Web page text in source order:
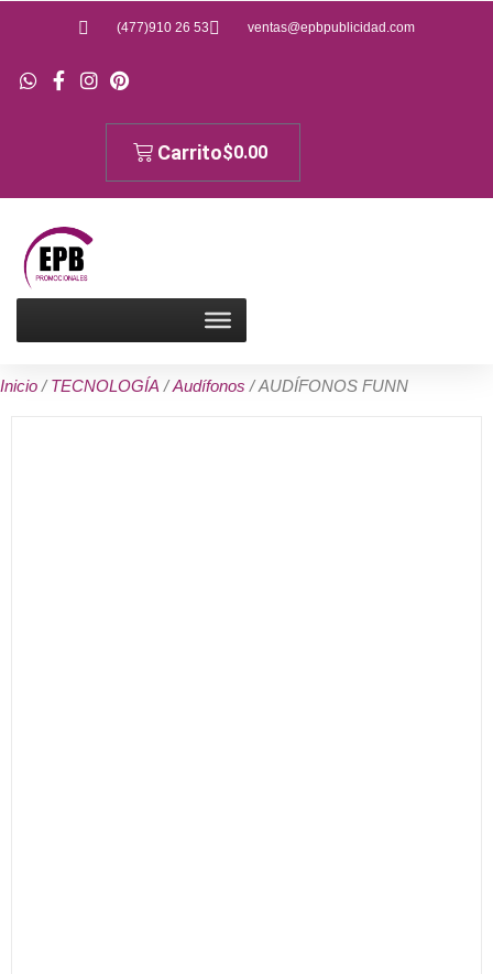
contenido
(477)910 26 53 ventas@epbpublicidad.com
$0.00
Carrito
Inicio /TECNOLOGÍA /Audífonos / AUDÍFONOS FUNN